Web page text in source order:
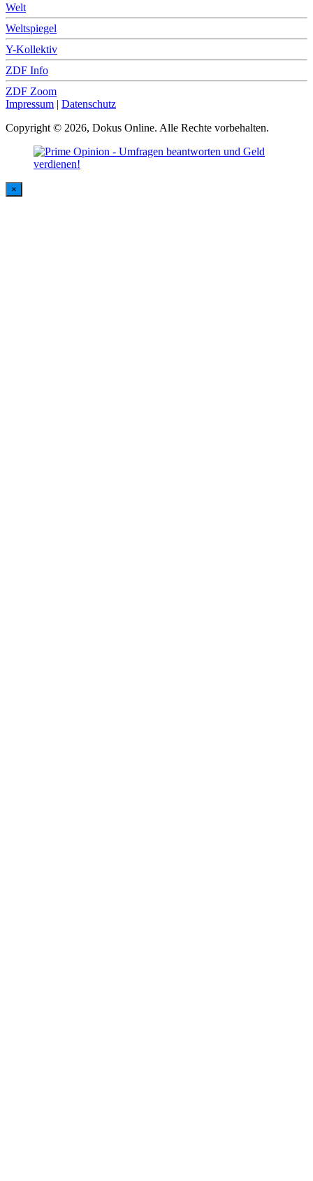
Welt
Weltspiegel
Y-Kollektiv
ZDF Info
ZDF Zoom
Impressum | Datenschutz
Copyright © 2026, Dokus Online. Alle Rechte vorbehalten.
×